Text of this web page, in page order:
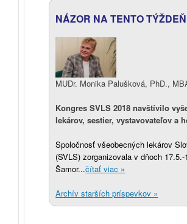
NÁZOR NA TENTO TÝŽDEŇ
MUDr. Monika Palušková, PhD.,
Kongres SVLS 2018 navštívilo
lekárov, sestier, vystavovateľov a
Spoločnosť všeobecných lekárov
(SVLS) zorganizovala v dňoch
Šamor...čítať viac »
Archív starších príspevkov »